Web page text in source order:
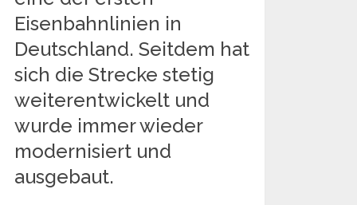
Eisenbahnlinien in
Deutschland. Seitdem hat
sich die Strecke stetig
weiterentwickelt und
wurde immer wieder
modernisiert und
ausgebaut.